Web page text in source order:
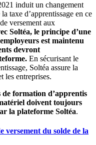
induit un changement
taxe d’apprentissage en ce
versement aux
Soltéa, le principe d’une
est maintenu
devront
En sécurisant le
Soltéa assure la
les entreprises.
de formation d’apprentis
doivent toujours
la plateforme Soltéa.
versement du solde de la